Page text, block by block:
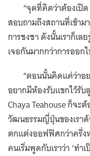
“จุดที่คิดว่าต้องเปิด
สอบถามถึงสถานที่เข้าม
การชงชา ดังนั้นเราก็เ
เจอกันมากกว่าการออ
“ตอนนั้นคิดแค่ว่า
อยากมีห้องรับแขกไว้รั
Chaya Teahouse ก็จะ
วัฒนธรรมญี่ปุ่นของเรา
ตกแต่งออฟฟิศกว่าครึ่ง
คนเริ่มพูดกับเราว่า ‘ทำ